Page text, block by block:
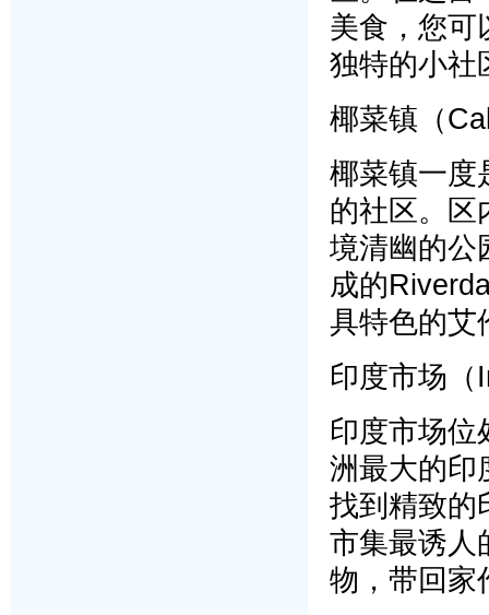
美食，您可
独特的小社
椰菜镇（
椰菜镇一度
的社区。区
境清幽的公
成的
具特色的艾
印度市场（
印度市场位
洲最大的印
找到精致的
市集最诱人
物，带回家